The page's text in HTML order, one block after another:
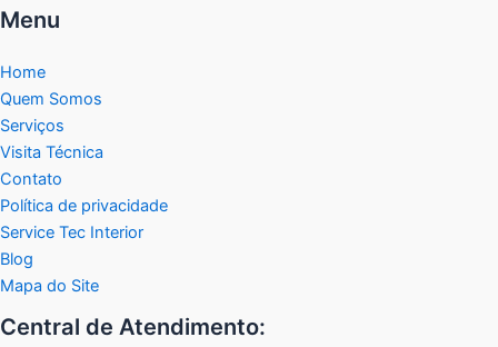
Menu
Home
Quem Somos
Serviços
Visita Técnica
Contato
Política de privacidade
Service Tec Interior
Blog
Mapa do Site
Central de Atendimento: